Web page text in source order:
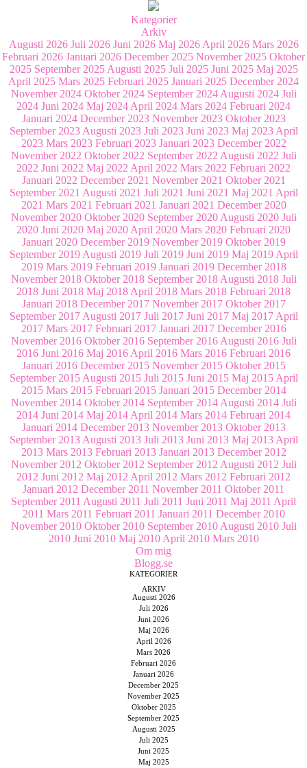
Kategorier
Arkiv
Augusti 2026 Juli 2026 Juni 2026 Maj 2026 April 2026 Mars 2026
Februari 2026 Januari 2026 December 2025 November 2025 Oktober
2025 September 2025 Augusti 2025 Juli 2025 Juni 2025 Maj 2025
April 2025 Mars 2025 Februari 2025 Januari 2025 December 2024
November 2024 Oktober 2024 September 2024 Augusti 2024 Juli
2024 Juni 2024 Maj 2024 April 2024 Mars 2024 Februari 2024
Januari 2024 December 2023 November 2023 Oktober 2023
September 2023 Augusti 2023 Juli 2023 Juni 2023 Maj 2023 April
2023 Mars 2023 Februari 2023 Januari 2023 December 2022
November 2022 Oktober 2022 September 2022 Augusti 2022 Juli
2022 Juni 2022 Maj 2022 April 2022 Mars 2022 Februari 2022
Januari 2022 December 2021 November 2021 Oktober 2021
September 2021 Augusti 2021 Juli 2021 Juni 2021 Maj 2021 April
2021 Mars 2021 Februari 2021 Januari 2021 December 2020
November 2020 Oktober 2020 September 2020 Augusti 2020 Juli
2020 Juni 2020 Maj 2020 April 2020 Mars 2020 Februari 2020
Januari 2020 December 2019 November 2019 Oktober 2019
September 2019 Augusti 2019 Juli 2019 Juni 2019 Maj 2019 April
2019 Mars 2019 Februari 2019 Januari 2019 December 2018
November 2018 Oktober 2018 September 2018 Augusti 2018 Juli
2018 Juni 2018 Maj 2018 April 2018 Mars 2018 Februari 2018
Januari 2018 December 2017 November 2017 Oktober 2017
September 2017 Augusti 2017 Juli 2017 Juni 2017 Maj 2017 April
2017 Mars 2017 Februari 2017 Januari 2017 December 2016
November 2016 Oktober 2016 September 2016 Augusti 2016 Juli
2016 Juni 2016 Maj 2016 April 2016 Mars 2016 Februari 2016
Januari 2016 December 2015 November 2015 Oktober 2015
September 2015 Augusti 2015 Juli 2015 Juni 2015 Maj 2015 April
2015 Mars 2015 Februari 2015 Januari 2015 December 2014
November 2014 Oktober 2014 September 2014 Augusti 2014 Juli
2014 Juni 2014 Maj 2014 April 2014 Mars 2014 Februari 2014
Januari 2014 December 2013 November 2013 Oktober 2013
September 2013 Augusti 2013 Juli 2013 Juni 2013 Maj 2013 April
2013 Mars 2013 Februari 2013 Januari 2013 December 2012
November 2012 Oktober 2012 September 2012 Augusti 2012 Juli
2012 Juni 2012 Maj 2012 April 2012 Mars 2012 Februari 2012
Januari 2012 December 2011 November 2011 Oktober 2011
September 2011 Augusti 2011 Juli 2011 Juni 2011 Maj 2011 April
2011 Mars 2011 Februari 2011 Januari 2011 December 2010
November 2010 Oktober 2010 September 2010 Augusti 2010 Juli
2010 Juni 2010 Maj 2010 April 2010 Mars 2010
Om mig
Blogg.se
KATEGORIER
ARKIV
Augusti 2026
Juli 2026
Juni 2026
Maj 2026
April 2026
Mars 2026
Februari 2026
Januari 2026
December 2025
November 2025
Oktober 2025
September 2025
Augusti 2025
Juli 2025
Juni 2025
Maj 2025